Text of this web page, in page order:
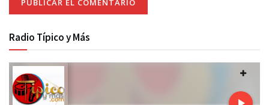
Radio Típico y Más